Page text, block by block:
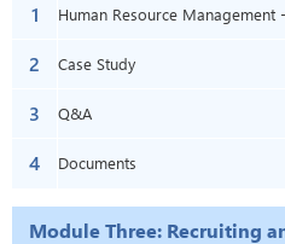
1
Human Resource Management -
Module Two: Human Resources
2 Case Study
3 Q&A
4 Documents
Module Three: Recruiting